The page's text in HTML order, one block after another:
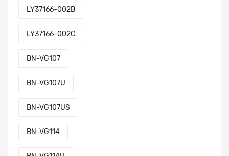
LY37166-002B
LY37166-002C
BN-VG107
BN-VG107U
BN-VG107US
BN-VG114